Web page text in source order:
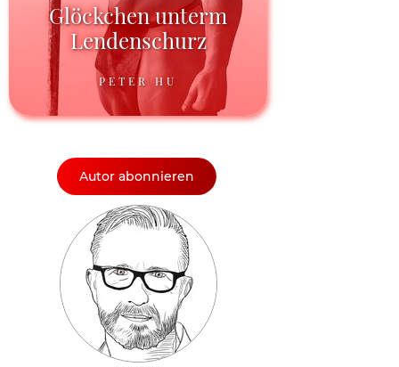
Glöckchen unterm
Lendenschurz
PETER HU
Autor abonnieren